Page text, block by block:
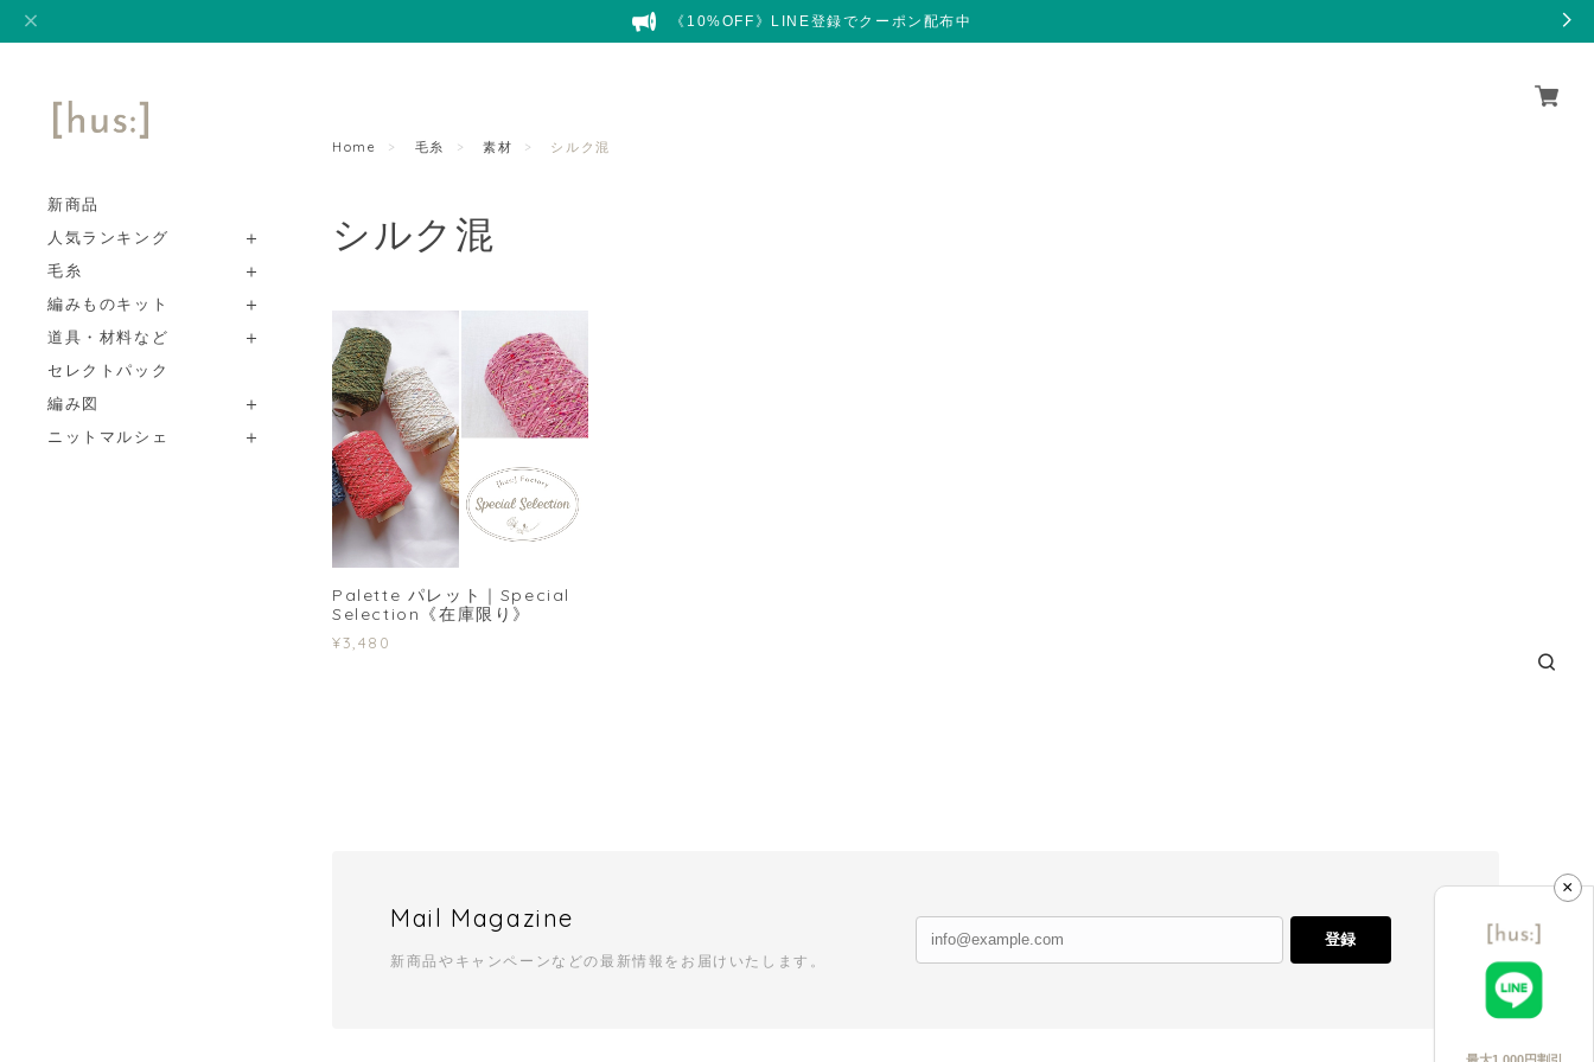
《10%OFF》LINE登録でクーポン配布中
新商品
人気ランキング
毛糸
編みものキット
道具・材料など
セレクトパック
編み図
ニットマルシェ
Home 毛糸 素材 シルク混
シルク混
Palette パレット｜Special
Selection《在庫限り》
¥3,480
Mail Magazine
新商品やキャンペーンなどの最新情報をお届けいたします。
登録
×
最大1,000円割引